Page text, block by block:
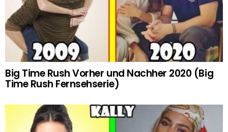
Big Time Rush Vorher und Nachher 2020 (Big
Time Rush Fernsehserie)